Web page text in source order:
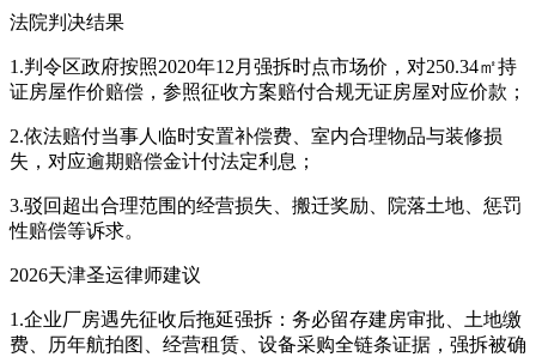
法院判决结果
1.判令区政府按照2020年12月强拆时点市场价，对250.34㎡持
证房屋作价赔偿，参照征收方案赔付合规无证房屋对应价款；
2.依法赔付当事人临时安置补偿费、室内合理物品与装修损
失，对应逾期赔偿金计付法定利息；
3.驳回超出合理范围的经营损失、搬迁奖励、院落土地、惩罚
性赔偿等诉求。
2026天津圣运律师建议
1.企业厂房遇先征收后拖延强拆：务必留存建房审批、土地缴
费、历年航拍图、经营租赁、设备采购全链条证据，强拆被确